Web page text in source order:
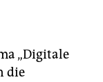
„Digitale
die